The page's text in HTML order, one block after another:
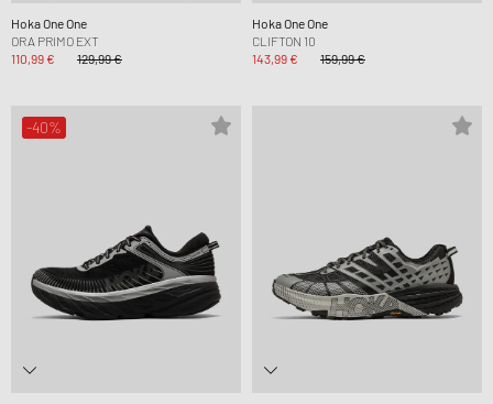
Hoka One One
ORA PRIMO EXT
110,99 €
129,99 €
Hoka One One
CLIFTON 10
143,99 €
159,99 €
-40%